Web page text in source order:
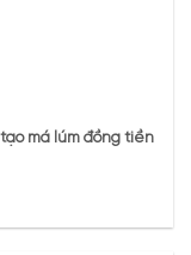
má lúm đồng tiền